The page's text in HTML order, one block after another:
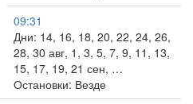
09:31
Дни: 14, 16, 18, 20, 22, 24, 26,
28, 30 авг, 1, 3, 5, 7, 9, 11, 13,
15, 17, 19, 21 сен, …
Остановки: Везде